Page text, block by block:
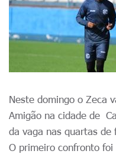
Neste domingo o Zeca
Amigão na cidade de
da vaga nas quartas de
O primeiro confronto